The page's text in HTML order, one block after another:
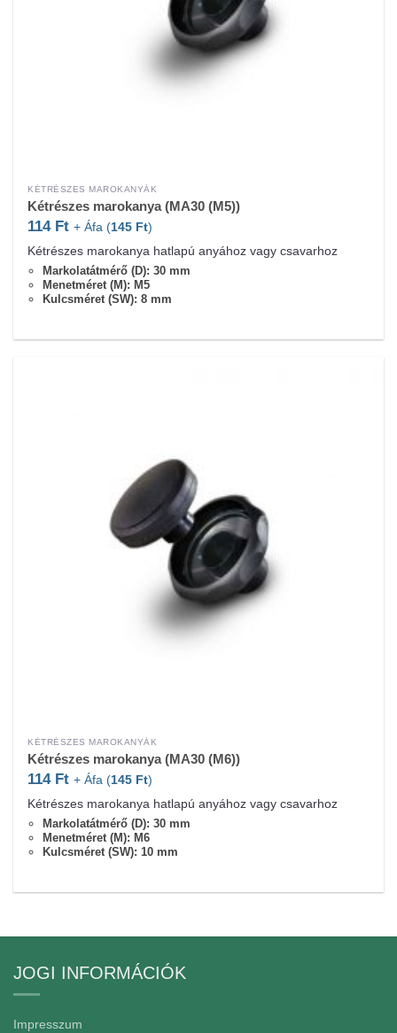
KÉTRÉSZES MAROKANYÁK
Kétrészes marokanya (MA30 (M5))
114 Ft + Áfa (145 Ft)
Kétrészes marokanya hatlapú anyához vagy csavarhoz
Markolatátmérő (D): 30 mm
Menetméret (M): M5
Kulcsméret (SW): 8 mm
KÉTRÉSZES MAROKANYÁK
Kétrészes marokanya (MA30 (M6))
114 Ft + Áfa (145 Ft)
Kétrészes marokanya hatlapú anyához vagy csavarhoz
Markolatátmérő (D): 30 mm
Menetméret (M): M6
Kulcsméret (SW): 10 mm
JOGI INFORMÁCIÓK
Impresszum